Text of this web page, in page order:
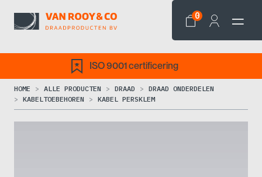
0
ISO 9001 certificering
HOME ALLE PRODUCTEN DRAAD
DRAAD ONDERDELEN
KABELTOEBEHOREN
KABEL PERSKLEM